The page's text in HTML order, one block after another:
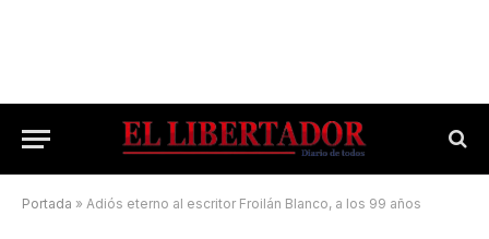
Portada » Adiós eterno al escritor Froilán Blanco, a los 99 años